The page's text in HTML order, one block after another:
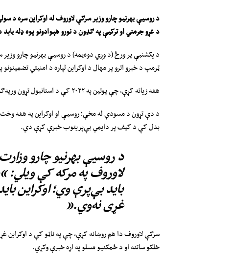
د روسیې بهرنیو چارو وزیر سرګې لاوروف له اوکراین سره د
د غړو جرمني او ترکیې په ګډون د نورو هېوادونو یوه ډله
ټرمپ د خبرو اترو پر مهال د اوکراین لپاره د امنیتي
هغه زیاته کړې، چې پوتین په ۲۰۲۲ کې د استانبول تړون ورپه‌ګوته کړ، چې تر دې دمه پلي شوی ندی.
د دې تړون د مسودې له مخې؛ روسیې او اوکراین په هغه وخت
بدل کې د کیف پر دایمي بې‌پریتوب خبرې کړې دي.
د روسیې بهرنیو چارو
لاوروف په مرکه کې ویلي:
باید بې‌پرې وي؛ اوکراین
غړی نه‌وي.”
سرګې لاوروف دا هم روښانه کړې، چې په ناټو کې د اوکراین
خلکو ساتنه او د ځمکنیو مسلو په اړه خبرې وکړي.